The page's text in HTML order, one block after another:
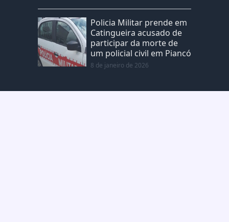
Policia Militar prende em
Catingueira acusado de
participar da morte de
um policial civil em Piancó
8 de janeiro de 2026